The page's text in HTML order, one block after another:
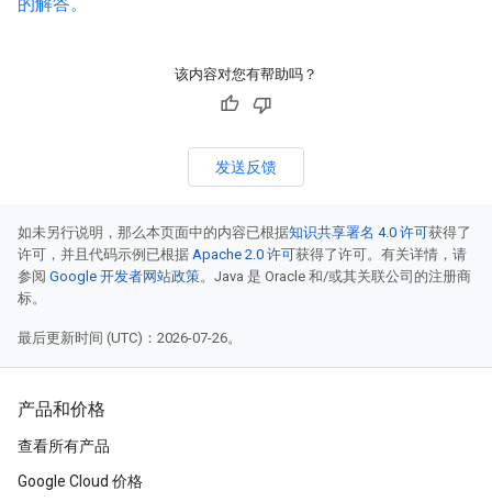
该内容对您有帮助吗？
发送反馈
如未另行说明，那么本页面中的内容已根据知识共享署名 4.0 许可获得了
许可，并且代码示例已根据 Apache 2.0 许可获得了许可。有关详情，请
参阅 Google 开发者网站政策。Java 是 Oracle 和/或其关联公司的注册商
标。
最后更新时间 (UTC)：2026-07-26。
产品和价格
查看所有产品
Google Cloud 价格